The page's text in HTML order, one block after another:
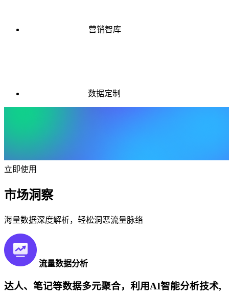
营销智库
数据定制
立即使用
市场洞察
海量数据深度解析，轻松洞恶流量脉络
流量数据分析
达人、笔记等数据多元聚合，利用AI智能分析技术,